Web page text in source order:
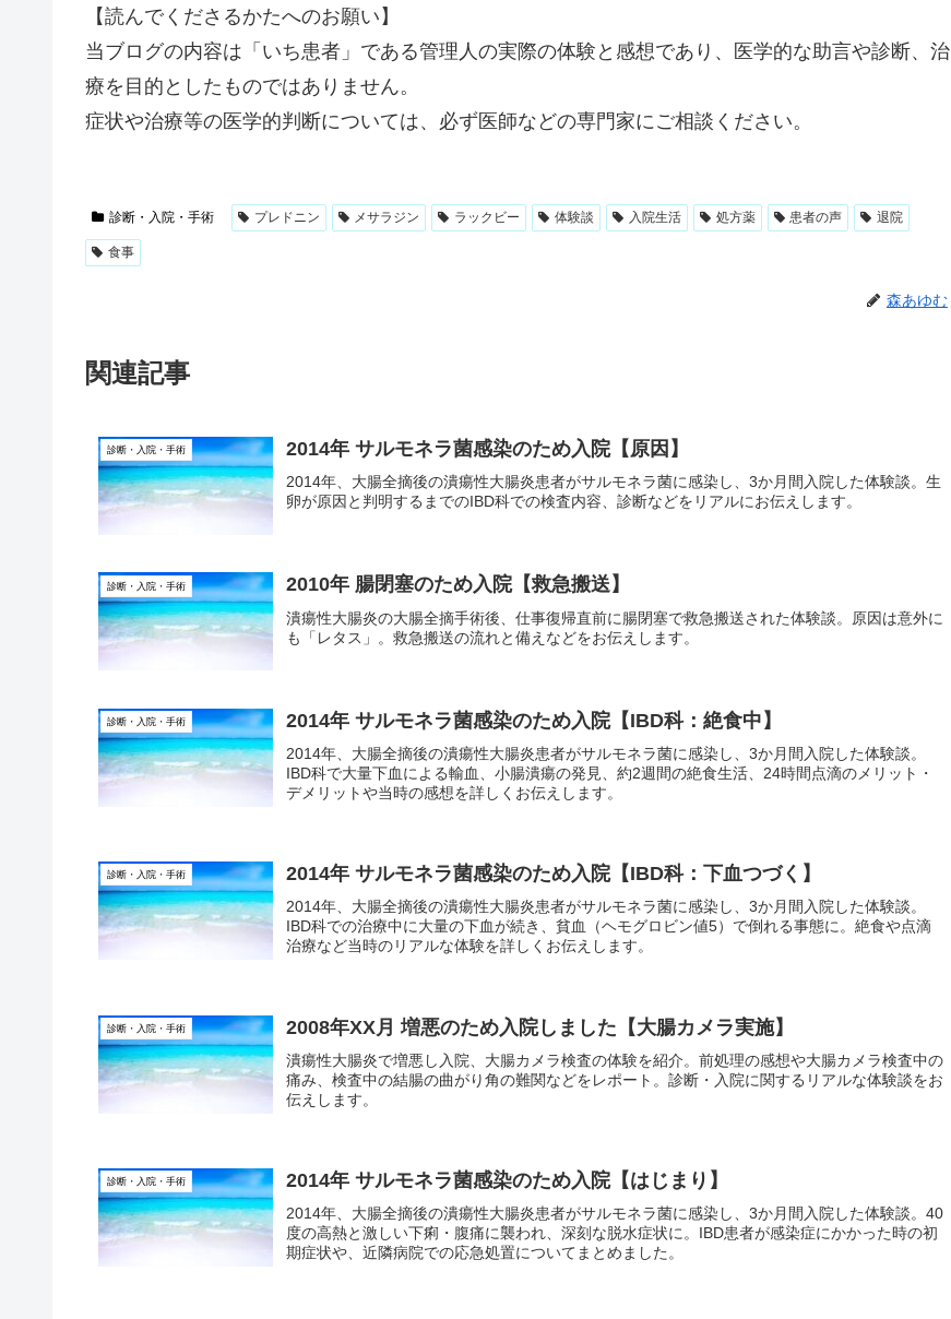
【読んでくださるかたへのお願い】
当ブログの内容は「いち患者」である管理人の実際の体験と感想であり、医学的な助言や診断、治
療を目的としたものではありません。
症状や治療等の医学的判断については、必ず医師などの専門家にご相談ください。
診断・入院・手術 プレドニン メサラジン ラックビー 体験談 入院生活 処方薬 患者の声 退院
食事
森あゆむ
関連記事
診断・入院・手術 2014年 サルモネラ菌感染のため入院【原因】
2014年、大腸全摘後の潰瘍性大腸炎患者がサルモネラ菌に感染し、3か月間入院した体験談。生
卵が原因と判明するまでのIBD科での検査内容、診断などをリアルにお伝えします。
診断・入院・手術 2010年 腸閉塞のため入院【救急搬送】
潰瘍性大腸炎の大腸全摘手術後、仕事復帰直前に腸閉塞で救急搬送された体験談。原因は意外に
も「レタス」。救急搬送の流れと備えなどをお伝えします。
診断・入院・手術 2014年 サルモネラ菌感染のため入院【IBD科：絶食中】
2014年、大腸全摘後の潰瘍性大腸炎患者がサルモネラ菌に感染し、3か月間入院した体験談。
IBD科で大量下血による輸血、小腸潰瘍の発見、約2週間の絶食生活、24時間点滴のメリット・
デメリットや当時の感想を詳しくお伝えします。
診断・入院・手術 2014年 サルモネラ菌感染のため入院【IBD科：下血つづく】
2014年、大腸全摘後の潰瘍性大腸炎患者がサルモネラ菌に感染し、3か月間入院した体験談。
IBD科での治療中に大量の下血が続き、貧血（ヘモグロビン値5）で倒れる事態に。絶食や点滴
治療など当時のリアルな体験を詳しくお伝えします。
診断・入院・手術 2008年XX月 増悪のため入院しました【大腸カメラ実施】
潰瘍性大腸炎で増悪し入院、大腸カメラ検査の体験を紹介。前処理の感想や大腸カメラ検査中の
痛み、検査中の結腸の曲がり角の難関などをレポート。診断・入院に関するリアルな体験談をお
伝えします。
診断・入院・手術 2014年 サルモネラ菌感染のため入院【はじまり】
2014年、大腸全摘後の潰瘍性大腸炎患者がサルモネラ菌に感染し、3か月間入院した体験談。40
度の高熱と激しい下痢・腹痛に襲われ、深刻な脱水症状に。IBD患者が感染症にかかった時の初
期症状や、近隣病院での応急処置についてまとめました。